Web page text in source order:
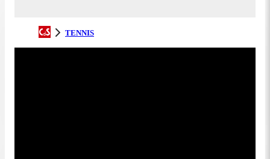
TENNIS